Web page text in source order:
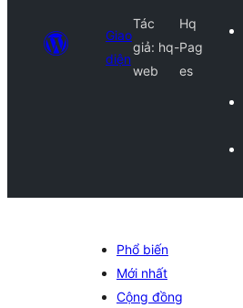
Giao
diện
Tác
giả: hq-
web
Hq
Pag
es
Phổ biến
Mới nhất
Cộng đồng